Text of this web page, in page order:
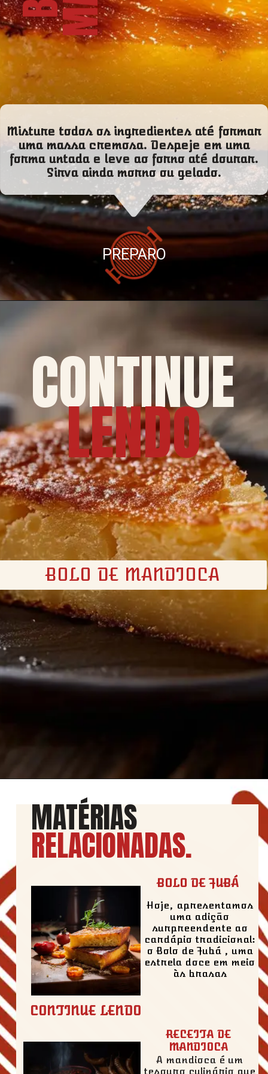
Misture todos os ingredientes até formar
uma massa cremosa. Despeje em uma
forma untada e leve ao forno até dourar.
Sirva ainda morno ou gelado.
PREPARO
CONTINUE
LENDO
BOLO DE MANDIOCA
https://churrasco.coz.br/bolo-de-mandioca/
MATÉRIAS
RELACIONADAS.
BOLO DE FUBÁ
Hoje, apresentamos
uma adição
surpreendente ao
cardápio tradicional:
o Bolo de Fubá , uma
estrela doce em meio
às brasas
CONTINUE LENDO
RECEITA DE
MANDIOCA
A mandioca é um
tesouro culinário que